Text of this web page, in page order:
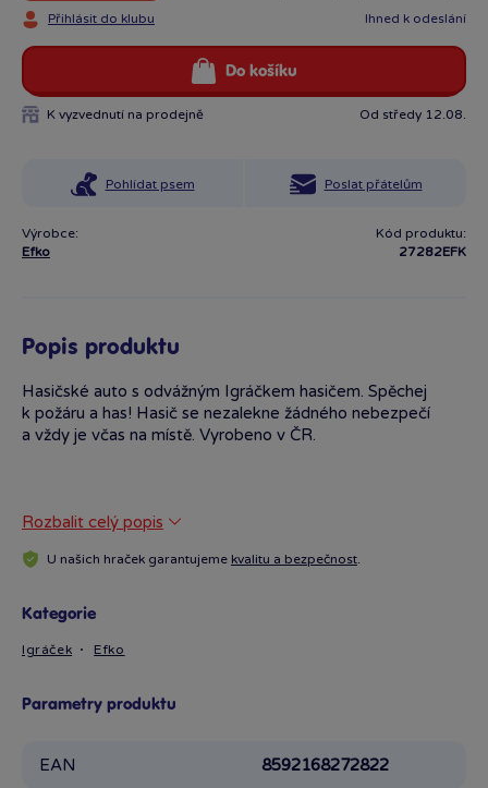
Přihlásit do klubu
Ihned k odeslání
Do košíku
K vyzvednutí na prodejně Od středy 12.08.
Pohlídat psem Poslat přátelům
Výrobce:
Efko
Kód produktu:
27282EFK
Popis produktu
Hasičské auto s odvážným Igráčkem hasičem. Spěchej
k požáru a has! Hasič se nezalekne žádného nebezpečí
a vždy je včas na místě. Vyrobeno v ČR.
Rozbalit celý popis
U našich hraček garantujeme kvalitu a bezpečnost.
Kategorie
Igráček Efko
Parametry produktu
EAN 8592168272822